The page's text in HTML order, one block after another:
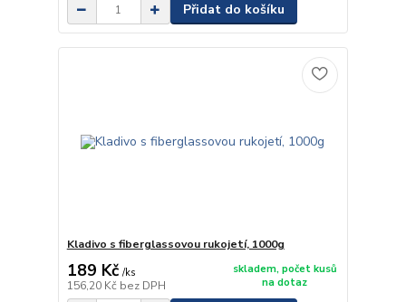
Přidat do košíku
Kladivo s fiberglassovou rukojetí, 1000g
189 Kč /ks
156,20 Kč bez DPH
skladem, počet kusů
na dotaz